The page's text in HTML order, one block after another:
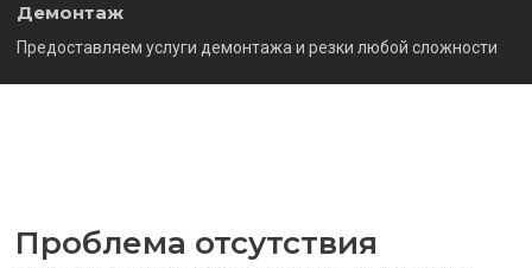
Демонтаж
Предоставляем услуги демонтажа и резки любой сложности
Проблема отсутствия